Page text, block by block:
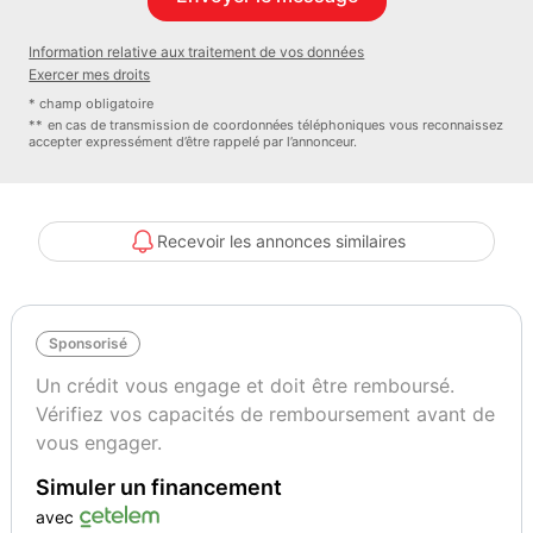
- retroviseurs degivrants : oui
- retroviseurs electriques : oui
- retroviseurs rabattables : oui
- stop start : oui
- airbags frontaux : oui
- airbags lateraux : oui
- volant cuir : oui
- sièges arrières rabattable : oui
- jantes : alliage
- dimension des jantes : 18
Couleur
Puissance réelle
130
Information relative aux traitement de vos données
Exercer mes droits
* champ obligatoire
** en cas de transmission de coordonnées téléphoniques vous reconnaissez
accepter expressément d’être rappelé par l’annonceur.
Recevoir les annonces similaires
Sponsorisé
Un crédit vous engage et doit être remboursé.
Vérifiez vos capacités de remboursement avant de
vous engager.
Simuler un financement
avec